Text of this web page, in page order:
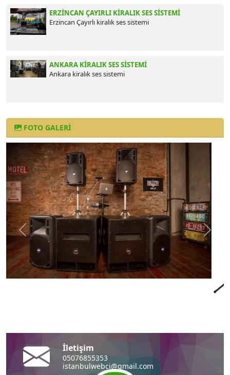
ERZINCAN ÇAYIRLI KIRALIK SES SISTEMI
Erzincan Çayırlı kiralık ses sistemi
ANKARA KIRALIK SES SISTEMI
Ankara kiralık ses sistemi
FOTO GALERI
Önceki
İletişim
05076855353
istanbulwebci@gmail.com